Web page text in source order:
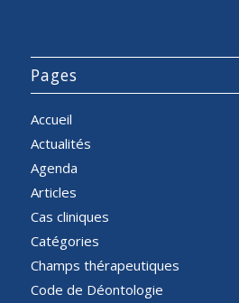
Pages
Accueil
Actualités
Agenda
Articles
Cas cliniques
Catégories
Champs thérapeutiques
Code de Déontologie